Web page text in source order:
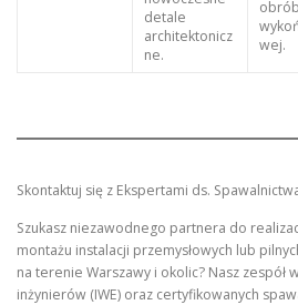
detale
architektonicz
ne.
wej.
Skontaktuj się z Ekspertami ds.
Szukasz niezawodnego partnera do
montażu instalacji przemysłowych lub
na terenie Warszawy i okolic? Nasz zespół
inżynierów (IWE) oraz certyfikowanych